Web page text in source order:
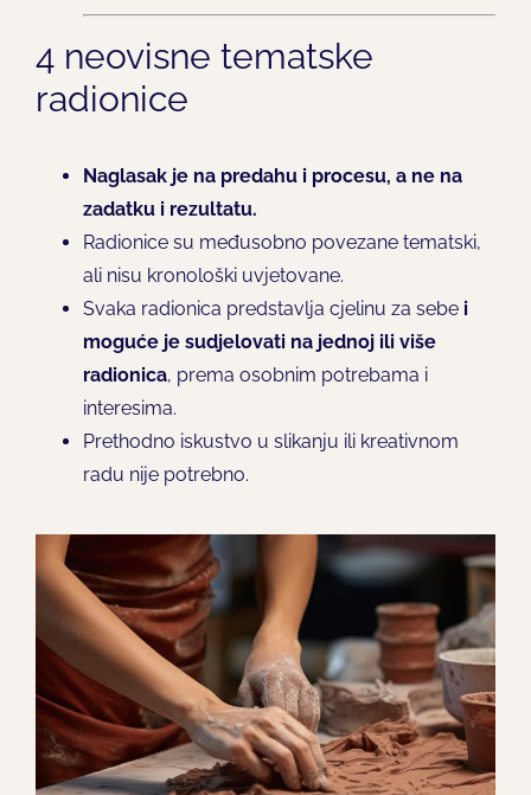
4 neovisne tematske
radionice
Naglasak je na predahu i procesu, a ne na
zadatku i rezultatu.
Radionice su međusobno povezane tematski,
ali nisu kronološki uvjetovane.
Svaka radionica predstavlja cjelinu za sebe i
moguće je sudjelovati na jednoj ili više
radionica, prema osobnim potrebama i
interesima.
Prethodno iskustvo u slikanju ili kreativnom
radu nije potrebno.